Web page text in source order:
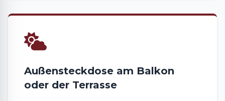
Außensteckdose am Balkon
oder der Terrasse